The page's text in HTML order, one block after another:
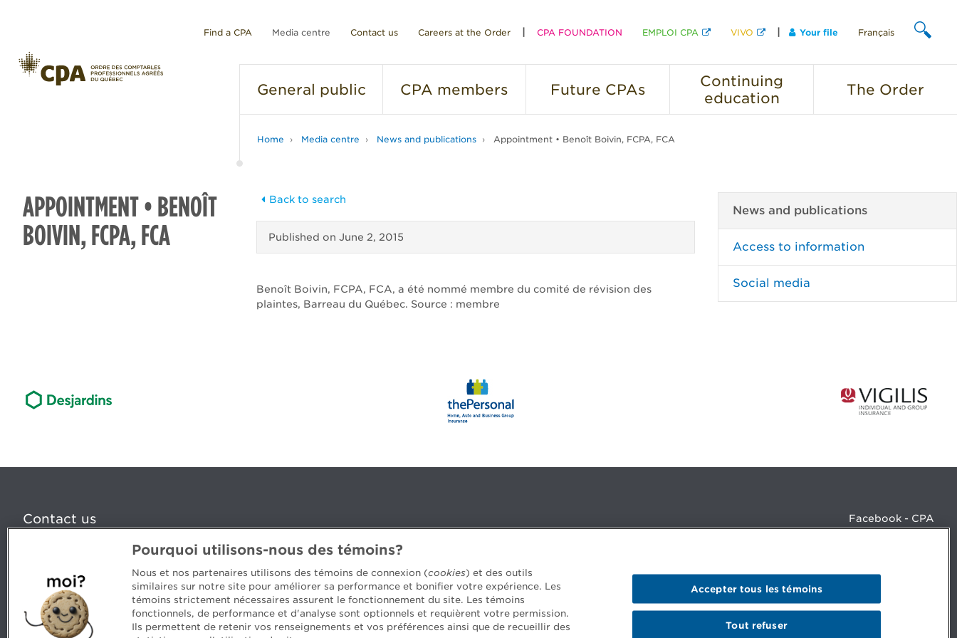
Find a CPA Media centre Contact us Careers at the Order CPA FOUNDATION EMPLOI CPA VIVO Your file Français
General public CPA members Future CPAs
Continuing
education
The Order
Home Media centre News and publications Appointment • Benoît Boivin, FCPA, FCA
APPOINTMENT • BENOÎT
BOIVIN, FCPA, FCA
Back to search
Published on June 2, 2015
Benoît Boivin, FCPA, FCA, a été nommé membre du comité de révision des
plaintes, Barreau du Québec. Source : membre
News and publications
Access to information
Social media
Contact us
5, Place Ville Marie, bureau 800, Montréal (Québec) H3B 2G2
Questions? Ask our team >
Want to make the Order a part of your career? See our job offers >
Facebook - CPA
Facebook - Devenir CPA
LinkedIn - 20 minutes CPA
LinkedIn - Emploi CPA
Pourquoi utilisons-nous des témoins?
Nous et nos partenaires utilisons des témoins de connexion (cookies) et des outils
similaires sur notre site pour améliorer sa performance et bonifier votre expérience. Les
témoins strictement nécessaires assurent le fonctionnement du site. Les témoins
fonctionnels, de performance et d'analyse sont optionnels et requièrent votre permission.
Ils permettent de retenir vos renseignements et vos préférences ainsi que de recueillir des
Tout refuser
Accepter tous les témoins